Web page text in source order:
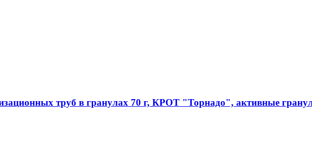
труб в гранулах 70 г, КРОТ "Торнадо", активные